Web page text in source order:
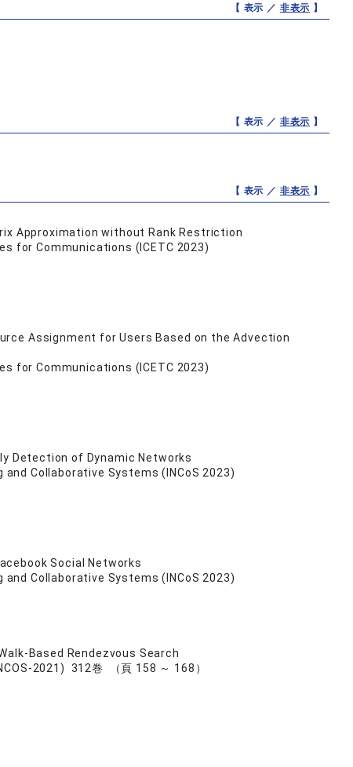
【 表示 ／ 非表示 】
【 表示 ／ 非表示 】
【 表示 ／ 非表示 】
Approximation without Rank Restriction
for Communications (ICETC 2023)
Assignment for Users Based on the Advection
for Communications (ICETC 2023)
Detection of Dynamic Networks
Collaborative Systems (INCoS 2023)
Social Networks
Collaborative Systems (INCoS 2023)
Based Rendezvous Search
2021) 312巻 （頁 158 ～ 168）